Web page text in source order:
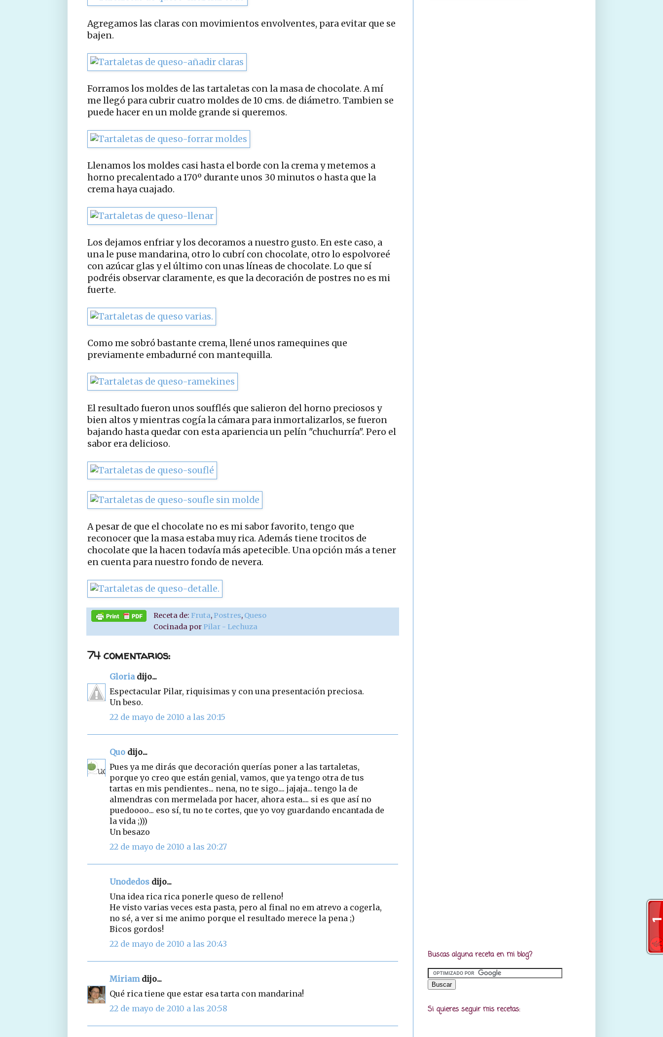
Agregamos las claras con movimientos envolventes, para evitar que se
bajen.
Forramos los moldes de las tartaletas con la masa de chocolate. A mí
me llegó para cubrir cuatro moldes de 10 cms. de diámetro. Tambien se
puede hacer en un molde grande si queremos.
Llenamos los moldes casi hasta el borde con la crema y metemos a
horno precalentado a 170º durante unos 30 minutos o hasta que la
crema haya cuajado.
Los dejamos enfriar y los decoramos a nuestro gusto. En este caso, a
una le puse mandarina, otro lo cubrí con chocolate, otro lo espolvoreé
con azúcar glas y el último con unas líneas de chocolate. Lo que sí
podréis observar claramente, es que la decoración de postres no es mi
fuerte.
Como me sobró bastante crema, llené unos ramequines que
previamente embadurné con mantequilla.
El resultado fueron unos soufflés que salieron del horno preciosos y
bien altos y mientras cogía la cámara para inmortalizarlos, se fueron
bajando hasta quedar con esta apariencia un pelín "chuchurría". Pero el
sabor era delicioso.
A pesar de que el chocolate no es mi sabor favorito, tengo que
reconocer que la masa estaba muy rica. Además tiene trocitos de
chocolate que la hacen todavía más apetecible. Una opción más a tener
en cuenta para nuestro fondo de nevera.
Receta de: Fruta, Postres, Queso
Cocinada por Pilar - Lechuza
74 comentarios:
Gloriadijo...
Espectacular Pilar, riquisimas y con una presentación preciosa.
Un beso.
22 de mayo de 2010 a las 20:15
Quo dijo...
Pues ya me dirás que decoración querías poner a las tartaletas,
porque yo creo que están genial, vamos, que ya tengo otra de tus
tartas en mis pendientes... nena, no te sigo.... jajaja... tengo la de
almendras con mermelada por hacer, ahora esta.... si es que así no
puedoooo... eso sí, tu no te cortes, que yo voy guardando encantada de
la vida ;)))
Un besazo
22 de mayo de 2010 a las 20:27
Unodedos dijo...
Una idea rica rica ponerle queso de relleno!
He visto varias veces esta pasta, pero al final no em atrevo a cogerla,
no sé, a ver si me animo porque el resultado merece la pena ;)
Bicos gordos!
22 de mayo de 2010 a las 20:43
Miriamdijo...
Qué rica tiene que estar esa tarta con mandarina!
22 de mayo de 2010 a las 20:58
Buscas alguna receta en mi blog?
Si quieres seguir mis recetas: